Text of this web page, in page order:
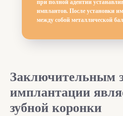
при полной адентии
имплантов. После установки
между собой металлической
Заключительным
имплантации
зубной коронки